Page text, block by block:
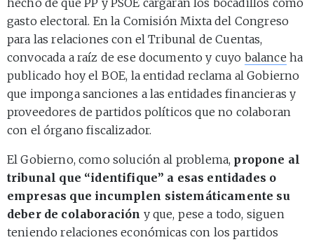
gasto electoral. En la Comisión Mixta del Congreso
para las relaciones con el Tribunal de Cuentas,
convocada a raíz de ese documento y cuyo balance ha
publicado hoy el BOE, la entidad reclama al Gobierno
que imponga sanciones a las entidades financieras y
proveedores de partidos políticos que no colaboran
con el órgano fiscalizador.
El Gobierno, como solución al problema, propone al
tribunal que “identifique” a esas entidades o
empresas que incumplen sistemáticamente su
deber de colaboración y que, pese a todo, siguen
teniendo relaciones económicas con los partidos